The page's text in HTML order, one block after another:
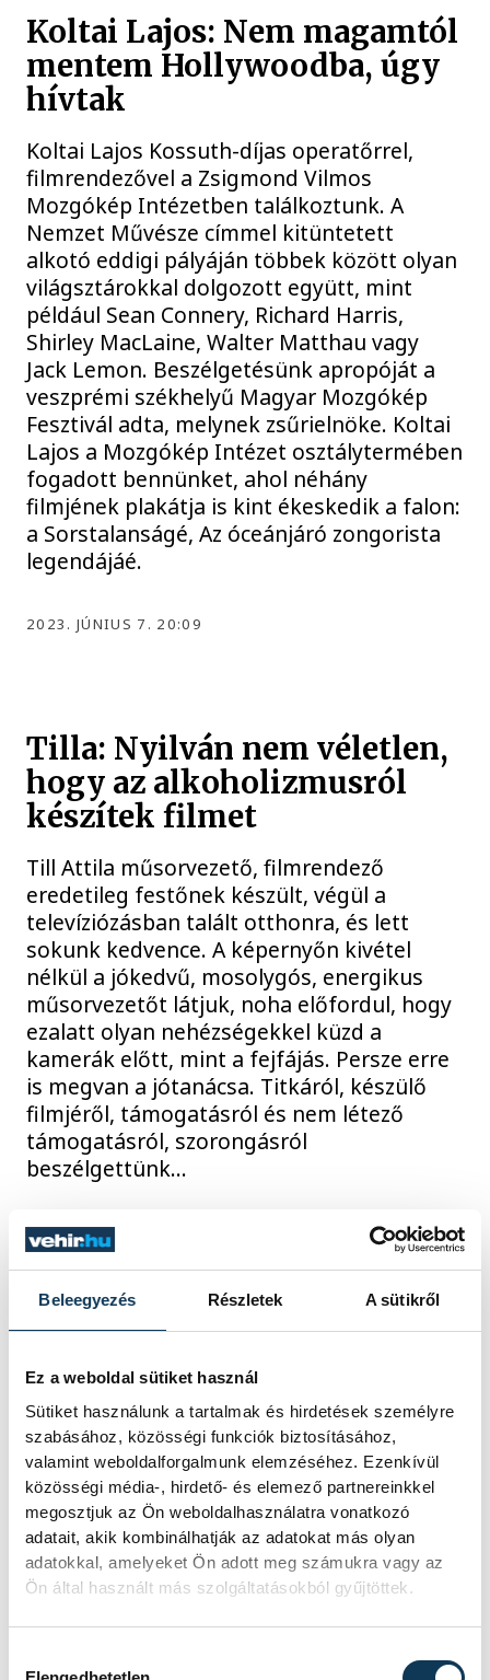
Beleegyezés Részletek A sütikről
Ez a weboldal sütiket használ
Sütiket használunk a tartalmak és hirdetések személyre
szabásához, közösségi funkciók biztosításához,
valamint weboldalforgalmunk elemzéséhez. Ezenkívül
közösségi média-, hirdető- és elemező partnereinkkel
megosztjuk az Ön weboldalhasználatra vonatkozó
adatait, akik kombinálhatják az adatokat más olyan
adatokkal, amelyeket Ön adott meg számukra vagy az
Ön által használt más szolgáltatásokból gyűjtöttek.
Koltai Lajos: Nem magamtól
mentem Hollywoodba, úgy
hívtak
Koltai Lajos Kossuth-díjas operatőrrel,
filmrendezővel a Zsigmond Vilmos
Mozgókép Intézetben találkoztunk. A
Nemzet Művésze címmel kitüntetett
alkotó eddigi pályáján többek között olyan
világsztárokkal dolgozott együtt, mint
például Sean Connery, Richard Harris,
Shirley MacLaine, Walter Matthau vagy
Jack Lemon. Beszélgetésünk apropóját a
veszprémi székhelyű Magyar Mozgókép
Fesztivál adta, melynek zsűrielnöke. Koltai
Lajos a Mozgókép Intézet osztálytermében
fogadott bennünket, ahol néhány
filmjének plakátja is kint ékeskedik a falon:
a Sorstalanságé, Az óceánjáró zongorista
legendájáé.
2023. JÚNIUS 7. 20:09
Tilla: Nyilván nem véletlen,
hogy az alkoholizmusról
készítek filmet
Till Attila műsorvezető, filmrendező
eredetileg festőnek készült, végül a
televíziózásban talált otthonra, és lett
sokunk kedvence. A képernyőn kivétel
nélkül a jókedvű, mosolygós, energikus
műsorvezetőt látjuk, noha előfordul, hogy
ezalatt olyan nehézségekkel küzd a
kamerák előtt, mint a fejfájás. Persze erre
is megvan a jótanácsa. Titkáról, készülő
filmjéről, támogatásról és nem létező
támogatásról, szorongásról
beszélgettünk…
2023. MÁJUS 3. 20:40
FILM
A magyar film legnagyobb
hazai seregszemléje
Veszprémben
A Magyar Mozgókép Fesztivált június 7. és
10. között tartják, a programsorozat a
veszprémi Szentháromság téren A nemzet
aranyai című film díszbemutatójával veszi
kezdetét. Az idei évben - rendhagyó módon
- öt fős, filmes szakemberekből álló zsűri